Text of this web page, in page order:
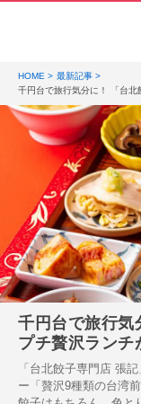
HOME
最新記事
千円台で旅行気分に！ 「台
千円台で旅行気
プチ贅沢ランチ
「台北餃子専門店 張
ー「贅沢9種類の台湾